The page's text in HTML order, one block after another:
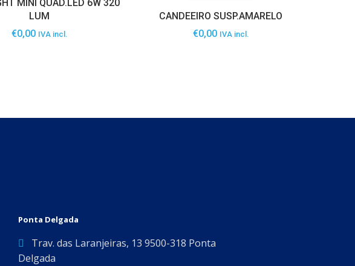
MINI QUAD.LED 6W 320
LUM
€0,00 IVA incl.
CANDEEIRO SUSP.AMARELO
€0,00 IVA incl.
Ponta Delgada
Trav. das Laranjeiras, 13 9500-318 Ponta
Delgada